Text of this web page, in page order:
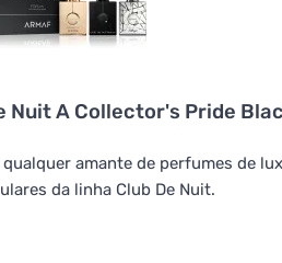
Nuit A Collector's Pride
amante de perfumes de
da linha Club De Nuit.